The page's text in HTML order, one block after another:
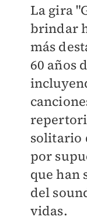
La gira
brindar
más
60 años
solitario
por
que han
del
vidas.